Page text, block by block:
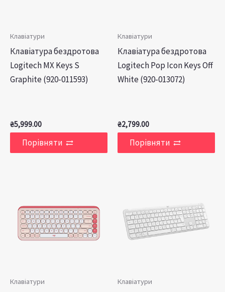
Клавіатури
Клавiатура бездротова
Logitech MX Keys S
Graphite (920-011593)
₴5,999.00
Порівняти
Клавіатури
Клавiатура бездротова
Logitech Pop Icon Keys Off
White (920-013072)
₴2,799.00
Порівняти
Клавіатури Клавіатури